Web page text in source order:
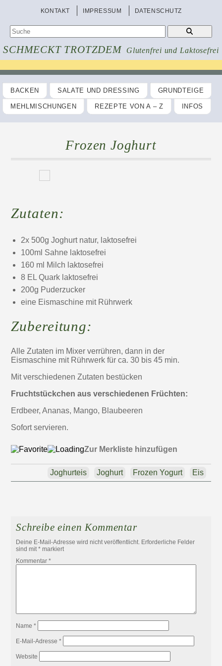
KONTAKT IMPRESSUM DATENSCHUTZ
SCHMECKT TROTZDEM Glutenfrei und Laktosefrei
BACKEN SALATE UND DRESSING GRUNDTEIGE
MEHLMISCHUNGEN REZEPTE VON A – Z INFOS
Frozen Joghurt
Zutaten:
2x 500g Joghurt natur, laktosefrei
100ml Sahne laktosefrei
160 ml Milch laktosefrei
8 EL Quark laktosefrei
200g Puderzucker
eine Eismaschine mit Rührwerk
Zubereitung:
Alle Zutaten im Mixer verrühren, dann in der
Eismaschine mit Rührwerk für ca. 30 bis 45 min.
Mit verschiedenen Zutaten bestücken
Fruchtstückchen aus verschiedenen Früchten:
Erdbeer, Ananas, Mango, Blaubeeren
Sofort servieren.
Zur Merkliste hinzufügen
Eis
Frozen Yogurt
Joghurt
Joghurteis
Schreibe einen Kommentar
Deine E-Mail-Adresse wird nicht veröffentlicht. Erforderliche Felder
sind mit* markiert
Kommentar*
Name*
E-Mail-Adresse*
Website